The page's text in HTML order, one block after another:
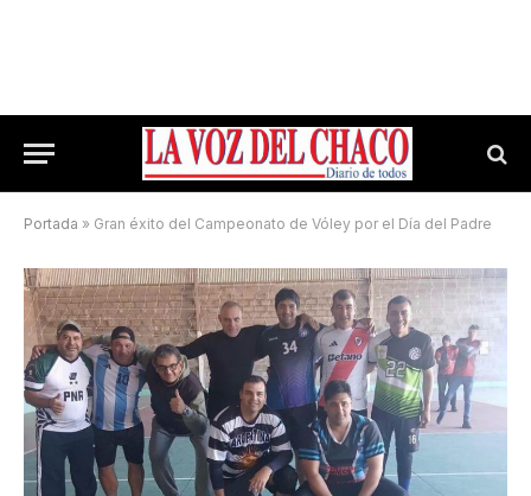
Portada » Gran éxito del Campeonato de Vóley por el Día del Padre